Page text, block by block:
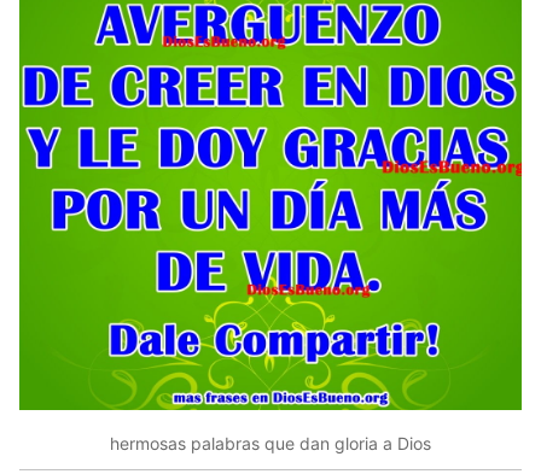
hermosas palabras que dan gloria a Dios